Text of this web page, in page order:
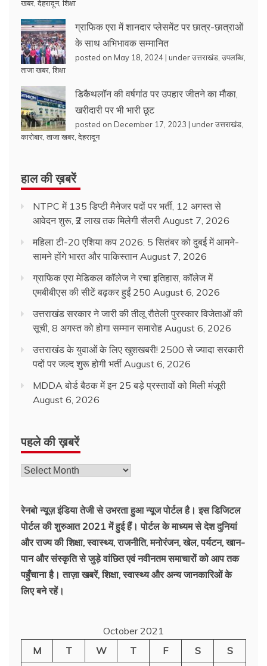
खबर देहरादून, शिक्षा
ग्राफिक एरा में शानदार प्लेसमेंट पर छात्र-छात्राओं
के साथ अभिभावक सम्मानित
posted on May 18, 2024 | underउत्तराखंड उपलब्धि
ताजा खबर शिक्षा
डिकैथलॉन की वर्षगांठ पर उपहार जीतने का मौका,
खरीदारी पर भी भारी छूट
posted on December 17, 2023 | underउत्तराखंड
कारोबार ताजा खबर देहरादून
हाल की ख़बरें
NTPC में 135 डिप्टी मैनेजर पदों पर भर्ती, 12 अगस्त से
आवेदन शुरू, ₹2 लाख तक मिलेगी सैलरी August 7, 2026
महिला टी-20 एशिया कप 2026: 5 सितंबर को दुबई में आमने-
सामने होंगे भारत और पाकिस्तान August 7, 2026
ग्राफिक एरा मेडिकल कॉलेज ने रचा इतिहास, कॉलेज में
एमबीबीएस की सीटें बढ़कर हुईं 250 August 6, 2026
उत्तराखंड सरकार ने जारी की तीलू रौतेली पुरस्कार विजेताओं की
सूची, 8 अगस्त को होगा सम्मान समारोह August 6, 2026
उत्तराखंड के युवाओं के लिए खुशखबरी! 2500 से ज्यादा सरकारी
पदों पर जल्द शुरू होगी भर्ती August 6, 2026
MDDA बोर्ड बैठक में इन 25 बड़े प्रस्तावों को मिली मंजूरी
August 6, 2026
पहले की ख़बरें
रेनबो न्यूज़ इंडिया तेजी से उभरता हुआ न्‍यूज पोर्टल है। इस डिजिटल
पोर्टल की शुरुआत 2021 में हुई हैं। पोर्टल के माध्यम से देश दुनियां
और राज्य की शिक्षा, स्वास्थ्य, राजनीति, मनोरंजन, खेल, पर्यटन, खान-
पान और संस्कृति से जुड़े वांछित एवं नवीनतम समाचारों को आप तक
पहुँचाना है। ताज़ा खबरें, शिक्षा, स्वास्थ्य और अन्य जानकारिओं के
लिए बने रहें।
October 2021
M
T W T F S
S